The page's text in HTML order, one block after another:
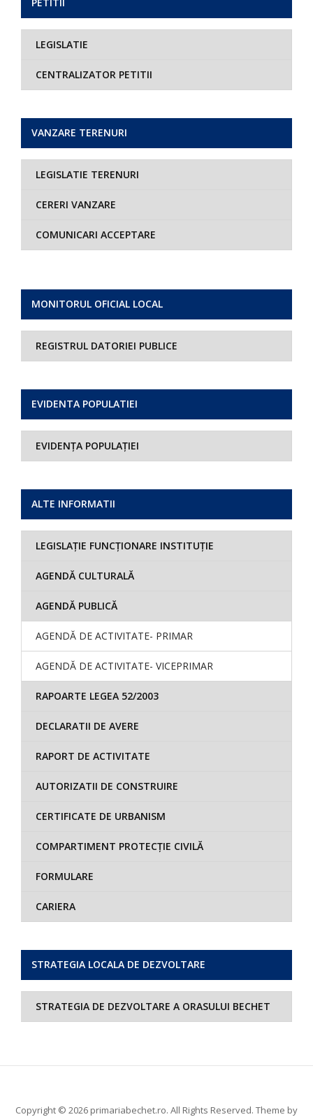
MONITORUL OFICIAL LOCAL
REGISTRUL DATORIEI PUBLICE
EVIDENTA POPULATIEI
EVIDENȚA POPULAȚIEI
ALTE INFORMATII
LEGISLAȚIE FUNCȚIONARE INSTITUȚIE
AGENDĂ CULTURALĂ
AGENDĂ PUBLICĂ
AGENDĂ DE ACTIVITATE- PRIMAR
AGENDĂ DE ACTIVITATE- VICEPRIMAR
RAPOARTE LEGEA 52/2003
DECLARATII DE AVERE
RAPORT DE ACTIVITATE
AUTORIZATII DE CONSTRUIRE
CERTIFICATE DE URBANISM
COMPARTIMENT PROTECȚIE CIVILĂ
FORMULARE
CARIERA
STRATEGIA LOCALA DE DEZVOLTARE
STRATEGIA DE DEZVOLTARE A ORASULUI BECHET
LEGISLATIE
CENTRALIZATOR PETITII
VANZARE TERENURI
LEGISLATIE TERENURI
CERERI VANZARE
COMUNICARI ACCEPTARE
Copyright © 2026 primariabechet.ro. All Rights Reserved. Theme by